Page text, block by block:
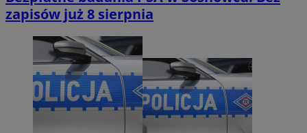
zapisów już 8 sierpnia